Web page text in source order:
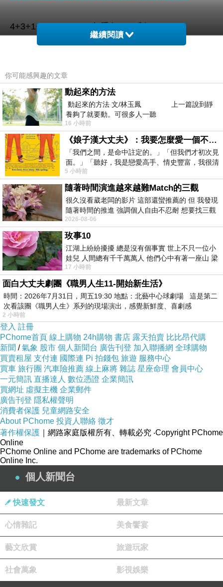
4+3+1+1+4+7=20
4+9=13
3：也，3劃
78：第78尊
第78尊降臨寶島台灣的素食神：我乃「佛道雙教神
包悉仁」是也。
「欲界第三天之主」又「地獄之主」，共78劃。
「欲界第三天之主」又「地獄之主」，名為「雙王
大帝」。
「雙禔大帝」、「雙王大帝」，共78劃。
「雙禔大帝（蕭衍）（蕭淑怛）」、「雙王大帝
（包拯）（包悉仁）」，二尊並列。
這是「二尊大神」選擇作「第77尊、第78尊降臨寶
島台灣的素食神」的原因。
https://news.ltn.com.tw/news/world/breakingnews/5000256
https://www.ettoday.net/news/20250402/2936711.htm
https://www.wenweipo.com/a/202504/02/AP67ed5465e4b0d2e9809116
a1.html
2025.4.2，台灣時間22
發生地震。
（1）「中國」的數據為 ：6.2級、深度30公里。
（2）「美國地質調查所（USGS）」的數據為
6.2級、深度26公里
里。
繼續閱讀
你可能感興趣的文章
動起來的方法
動起來的方法 文/林玉鳳 上一篇說到靜
養夠了就要動。可很多人一聽
16 小時前
《娘子漢大丈夫》：我要怎麼愛一個不存在的人？
「我們之間，是命中註定的。」「但我們才初次見
面。」「聽好，我是戀愛高手、情史豐富，我很清
楚這種感覺，你我之間的那種感覺，現
5 小時前
隨著時間演進越來越難Match的三觀
很久沒看葳老闆的影片 這部還蠻推薦的 但 我發現
隨著時間的推進 強調個人自由不忍耐 想要找三觀
接近的不要說對象 連朋友都超
2026-08-06
玫事10
江湖上紛紛擾擾 總是沒有個事實 世上不只一位小
娃兒 人間總有千千萬萬人 他們心中有著一座山 梁
山佛山泰華衡恆嵩 一山之高
17 小時前
面白大丈夫劇團《職男人生11-開始新生活》
時間：2026年7月31日，周五19:30 地點：北藝中心球劇場 這是第二
次看該團《職男人生》系列的現場演出，感覺新鮮度、喜劇感
2 小時前
登入 註冊
PChome首頁 線上購物 24h購物 書店 露天拍賣 比比昂代購
新聞 /氣象 股市 個人新聞台 廣告刊登 加入聯播網 全球購物
買賣租屋 支付連 國際連 Pi 拍錢包 旅遊 服務中心
買車 旅行團 汽車險推薦 線上麻將 雜誌 星座命理 會員中心
一元簡訊 直播達人 數位憑證 企業簡訊
買網址 虛擬主機 企業郵件
廣告刊登 隱私權聲明
消費者保護 兒童網路安全
About PChome 投資人聯絡 徵才
著作權保護 ｜網路家庭版權所有、轉載必究 ‧Copyright PChome
Online
PChome Online and PChome are trademarks of PChome
Online Inc.
個人新聞台
快速發文 最新文章
心情雜記 美食饗宴
藝文欣賞 旅遊玩家
社會萬象 影視娛樂